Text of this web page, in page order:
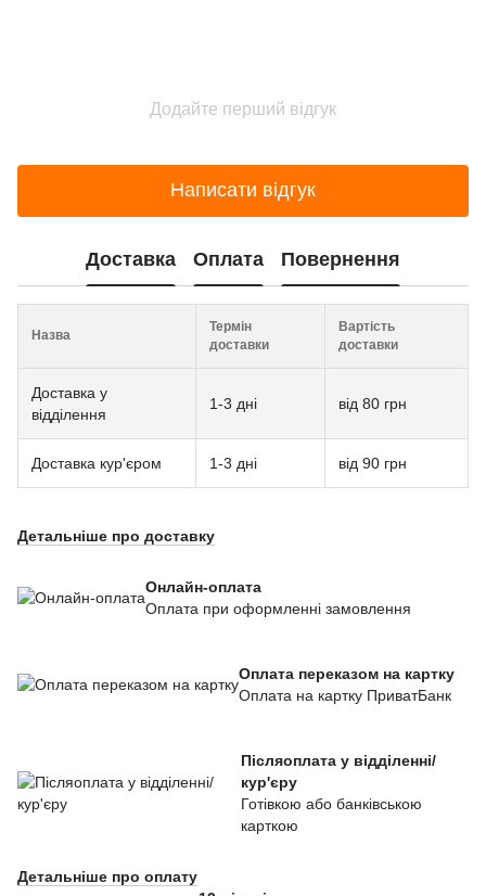
Додайте перший відгук
Написати відгук
Доставка Оплата Повернення
Назва
Термін
доставки
Вартість
доставки
Доставка у
відділення
1-3 дні від 80 грн
Доставка кур'єром 1-3 дні від 90 грн
Детальніше про доставку
Онлайн-оплата
Оплата при оформленні замовлення
Оплата переказом на картку
Оплата на картку ПриватБанк
Післяоплата у відділенні/
кур'єру
Готівкою або банківською
карткою
Детальніше про оплату